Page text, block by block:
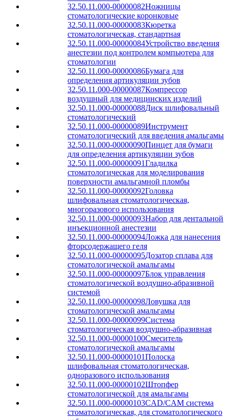
32.50.11.000-00000082Ножницы
стоматологические коронковые
32.50.11.000-00000083Кюретка
стоматологическая, стандартная
32.50.11.000-00000084Устройство введения
анестезии под контролем компьютера для
стоматологии
32.50.11.000-00000086Бумага для
определения артикуляции зубов
32.50.11.000-00000087Компрессор
воздушный для медицинских изделий
32.50.11.000-00000088Диск шлифовальный
стоматологический
32.50.11.000-00000089Инструмент
стоматологический для введения амальгамы
32.50.11.000-00000090Пинцет для бумаги
для определения артикуляции зубов
32.50.11.000-00000091Гладилка
стоматологическая для моделирования
поверхности амальгамной пломбы
32.50.11.000-00000092Головка
шлифовальная стоматологическая,
многоразового использования
32.50.11.000-00000093Набор для дентальной
инъекционной анестезии
32.50.11.000-00000094Ложка для нанесения
фторсодержащего геля
32.50.11.000-00000095Дозатор сплава для
стоматологической амальгамы
32.50.11.000-00000097Блок управления
стоматологической воздушно-абразивной
системой
32.50.11.000-00000098Ловушка для
стоматологической амальгамы
32.50.11.000-00000099Система
стоматологическая воздушно-абразивная
32.50.11.000-00000100Смеситель
стоматологической амальгамы
32.50.11.000-00000101Полоска
шлифовальная стоматологическая,
одноразового использования
32.50.11.000-00000102Штопфер
стоматологической для амальгамы
32.50.11.000-00000103CAD/CAM система
стоматологическая, для стоматологического